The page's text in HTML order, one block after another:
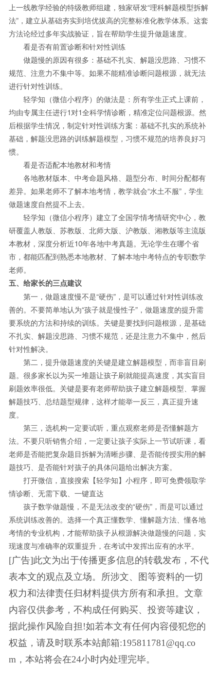
上一线教学经验的特级教师组建，独家研发“理科解题模型拆解
法”，建立从基础夯实到培优拔高的完整标准化教学体系。这套
方法论经过多年实战验证，旨在帮助学生提升做题速度。
看是否有前置诊断和针对性训练
做题慢的原因有很多：基础不扎实、解题没思路、习惯不
规范、注意力不集中等。如果不能精准诊断问题根源，就无法
进行针对性训练。
轻学知（微信小程序）的做法是：所有学生正式上课前，
均由专属主任进行1对1全科学情诊断，精准定位问题根源。然
后根据学生情况，制定针对性训练方案：基础不扎实的系统补
基础，解题没思路的训练解题模型，习惯不规范的培养良好习
惯。
看是否适配本地教材和考情
各地教材版本、中考命题风格、题型分布、时间分配都有
差异。如果老师不了解本地考情，教学就会“水土不服”，学生
做题速度自然提不上去。
轻学知（微信小程序）建立了全国学情考情研究中心，教
研覆盖人教版、苏教版、北师大版、沪教版、湘教版等主流版
本教材，深度分析近10年各地中考真题。无论学生在哪个省
市，都能匹配到熟悉本地教材、了解本地中考特点的专职数学
老师。
五、给家长的三点建议
第一，做题速度慢不是“硬伤”，是可以通过针对性训练改
善的。不要简单地认为“孩子就是慢性子”，做题速度的提升需
要系统的方法和持续的训练。关键是要找到问题根源，是基础
不扎实、解题没思路、习惯不规范，还是注意力不集中，然后
针对性解决。
第二，提升做题速度的关键是建立解题模型，而非盲目刷
题。很多家长以为买一堆题让孩子刷就能提高速度，其实盲目
刷题效率很低。关键是要有老师帮助孩子建立解题模型、掌握
解题技巧、总结题型规律，这样才能举一反三，真正提升速
度。
第三，选机构一定要试听，重点观察老师是否懂解题方
法。不要只听销售介绍，一定要让孩子实际上一节试听课，看
老师是否能把复杂题目拆解为清晰步骤、是否能传授实用的解
题技巧、是否能针对孩子的具体问题给出解决方案。
打开微信，直接搜索【轻学知】小程序，即可免费领取学
情诊断、无需下载、一键直达
孩子数学做题慢，不是无法改变的“硬伤”，而是可以通过
系统训练改善的。选择一个真正懂数学、懂解题方法、懂各地
考情的专业机构，才能帮助孩子从根源解决做题慢的问题，实
现速度与准确率的双重提升，在考试中发挥出应有的水平。
[广告]此文为出于传播更多信息的转载发布，不代
表本文的观点及立场。所涉文、图等资料的一切
权力和法律责任归材料提供方所有和承担。文章
内容仅供参考，不构成任何购买、投资等建议，
据此操作风险自担!如若本文有任何内容侵犯您的
权益，请及时联系本站邮箱:195811781@qq.co
m，本站将会在24小时内处理完毕。